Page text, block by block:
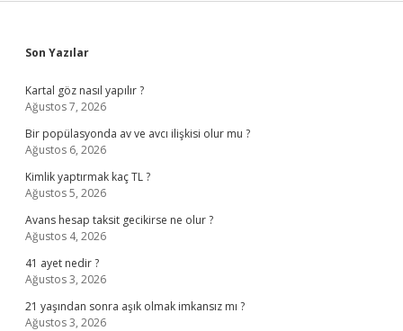
Sidebar
Son Yazılar
Kartal göz nasıl yapılır ?
Ağustos 7, 2026
Bir popülasyonda av ve avcı ilişkisi olur mu ?
Ağustos 6, 2026
Kimlik yaptırmak kaç TL ?
Ağustos 5, 2026
Avans hesap taksit gecikirse ne olur ?
Ağustos 4, 2026
41 ayet nedir ?
Ağustos 3, 2026
21 yaşından sonra aşık olmak imkansız mı ?
Ağustos 3, 2026